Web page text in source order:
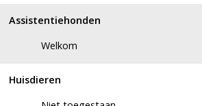
Assistentiehonden
Welkom
Huisdieren